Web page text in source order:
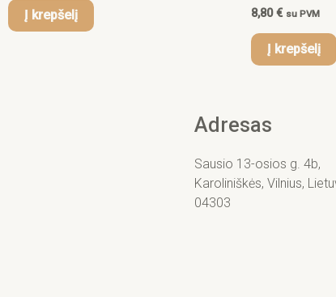
Į krepšelį 8,80€ su PVM
Į krepšelį
Adresas
Sausio 13-osios g. 4b,
Karoliniškės, Vilnius,
04303